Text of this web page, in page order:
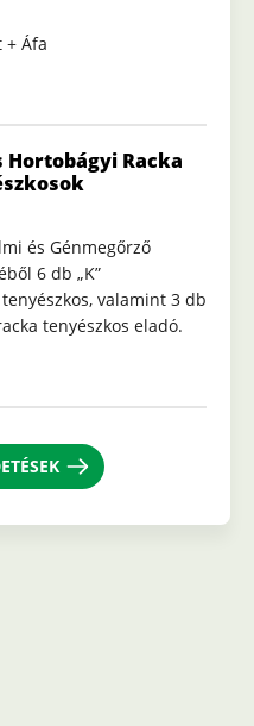
+ Áfa
Hortobágyi Racka
és Génmegőrző
6 db „K”
valamint 3 db
tenyészkos eladó.